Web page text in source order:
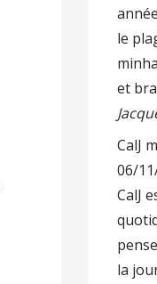
le
et
CalJ
06/
CalJ
la